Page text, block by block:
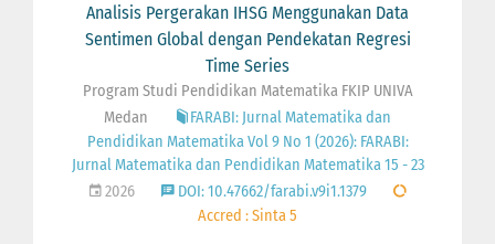
Analisis Pergerakan IHSG Menggunakan Data
Sentimen Global dengan Pendekatan Regresi
Time Series
Program Studi Pendidikan Matematika FKIP UNIVA
Medan
FARABI: Jurnal Matematika dan
Pendidikan Matematika Vol 9 No 1 (2026): FARABI:
Jurnal Matematika dan Pendidikan Matematika 15 - 23
2026
DOI: 10.47662/farabi.v9i1.1379
Accred : Sinta 5